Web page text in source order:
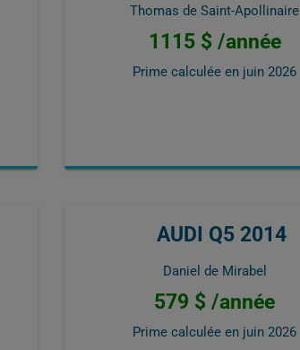
Thomas de Saint-Apollinaire
1115 $ /année
Prime calculée en juin 2026
AUDI Q5 2014
Daniel de Mirabel
579 $ /année
Prime calculée en juin 2026